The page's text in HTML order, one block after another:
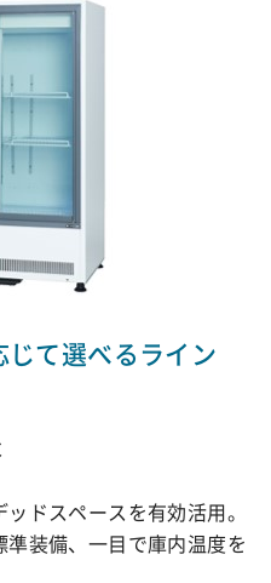
じて選べるライン
ドスペースを有効活用。
装備、一目で庫内温度を